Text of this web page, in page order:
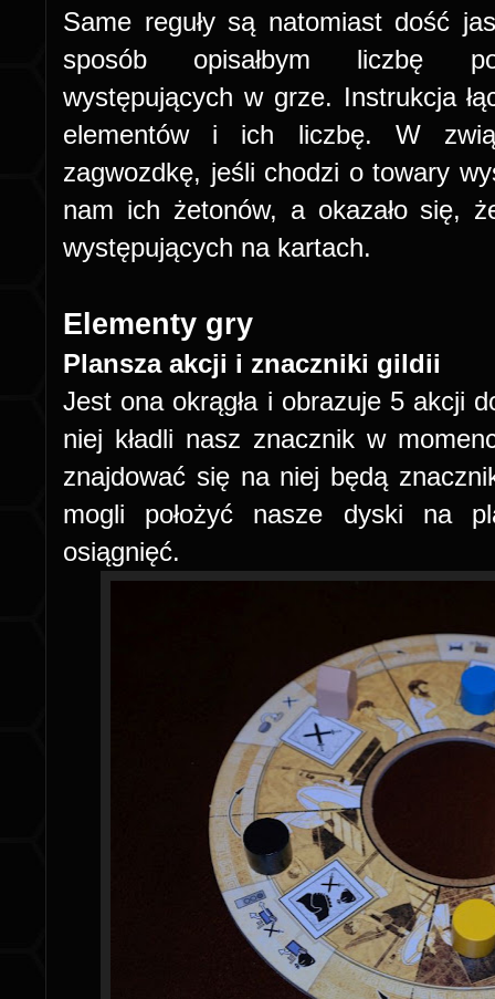
Same reguły są natomiast dość
sposób opisałbym liczbę
występujących w grze. Instrukcja
elementów i ich liczbę. W
zagwozdkę, jeśli chodzi o towary
nam ich żetonów, a okazało się,
występujących na kartach.
Elementy gry
Plansza akcji i znaczniki gildii
Jest ona okrągła i obrazuje 5 akcji
niej kładli nasz znacznik w
znajdować się na niej będą
mogli położyć nasze dyski na
osiągnięć.